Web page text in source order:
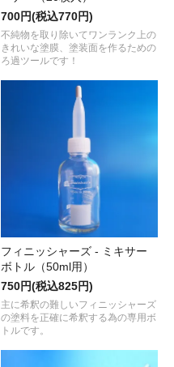
700円(税込770円)
不純物を取り除いてワンランク上の
きれいな塗膜、塗装面を作るための
ろ過ツールです！
フィニッシャーズ - ミキサー
ボトル（50ml用）
750円(税込825円)
主に希釈の難しいフィニッシャーズ
の塗料を正確に希釈する為の専用ボ
トルです。